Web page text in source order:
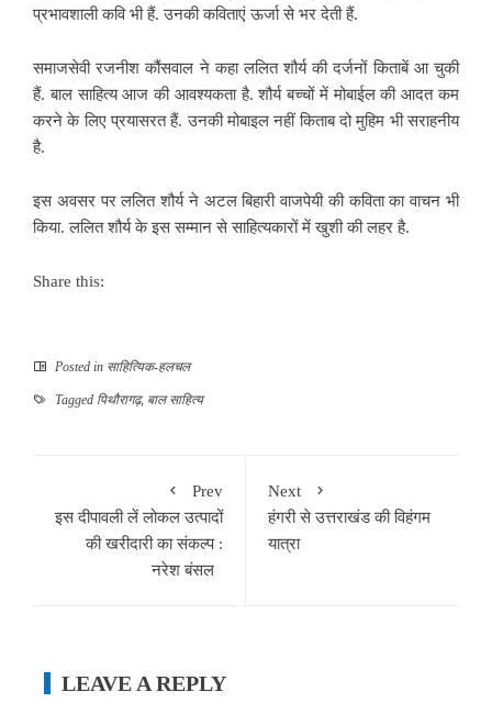
प्रभावशाली कवि भी हैं. उनकी कविताएं ऊर्जा से भर देती हैं.
समाजसेवी रजनीश कौंसवाल ने कहा ललित शौर्य की दर्जनों किताबें आ चुकी
हैं. बाल साहित्य आज की आवश्यकता है. शौर्य बच्चों में मोबाईल की आदत कम
करने के लिए प्रयासरत हैं.उनकी मोबाइल नहीं किताब दो मुहिम भी सराहनीय
है.
इस अवसर पर ललित शौर्य ने अटलबिहारी वाजपेयी की कविता का वाचन भी
किया. ललित शौर्य के इस सम्मान से साहित्यकारों में खुशी की लहर है.
Share this:
Posted in साहित्यिक-हलचल
Tagged पिथौरागढ़, बाल साहित्य
Prev
इस दीपावली लें लोकल उत्पादों
की खरीदारी का संकल्प :
नरेश बंसल
Next
हंगरी से उत्तराखंड की विहंगम
यात्रा
LEAVE A REPLY